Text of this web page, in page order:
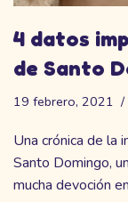
4 datos
de Santo
19 febrero, 2021
Una crónica de la
Santo Domingo,
mucha devoción